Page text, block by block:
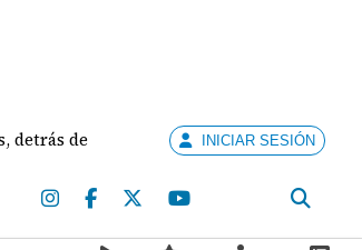
creación de partidos Bajo la
INICIAR SESIÓN